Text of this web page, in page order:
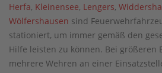
Herfa, Kleinensee, Lengers,
Wölfershausen sind
stationiert, um immer gemäß den
Hilfe leisten zu können. Bei größeren
mehrere Wehren an einer